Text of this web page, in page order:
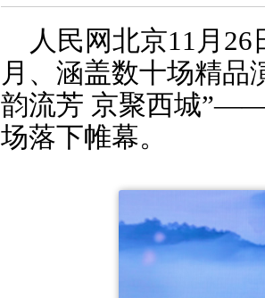
人民网北京11月
月、涵盖数十场精品
韵流芳 京聚西城
场落下帷幕。